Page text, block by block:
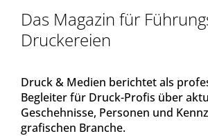
Das Magazin für
Druckereien
Druck & Medien berichtet als
Begleiter für Druck-Profis über
Geschehnisse, Personen und
grafischen Branche.